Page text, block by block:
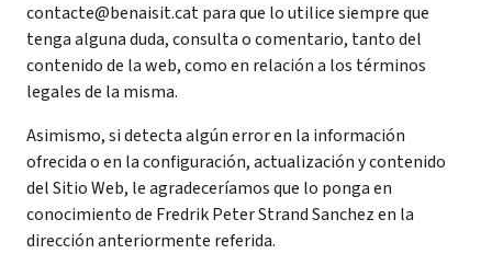
contacte@benaisit.cat para que lo utilice siempre que
tenga alguna duda, consulta o comentario, tanto del
contenido de la web, como en relación a los términos
legales de la misma.
Asimismo, si detecta algún error en la información
ofrecida o en la configuración, actualización y contenido
del Sitio Web, le agradeceríamos que lo ponga en
conocimiento de Fredrik Peter Strand Sanchez en la
dirección anteriormente referida.